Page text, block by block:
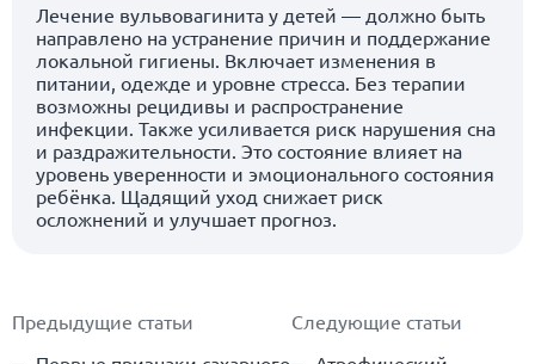
Лечение вульвовагинита у детей — должно быть
направлено на устранение причин и поддержание
локальной гигиены. Включает изменения в
питании, одежде и уровне стресса. Без терапии
возможны рецидивы и распространение
инфекции. Также усиливается риск нарушения сна
и раздражительности. Это состояние влияет на
уровень уверенности и эмоционального состояния
ребёнка. Щадящий уход снижает риск
осложнений и улучшает прогноз.
Предыдущие статьи
Следующие статьи